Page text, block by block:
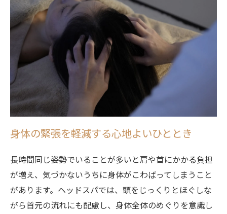
身体の緊張を軽減する心地よいひととき
長時間同じ姿勢でいることが多いと肩や首にかかる負担
が増え、気づかないうちに身体がこわばってしまうこと
があります。ヘッドスパでは、頭をじっくりとほぐしな
がら首元の流れにも配慮し、身体全体のめぐりを意識し